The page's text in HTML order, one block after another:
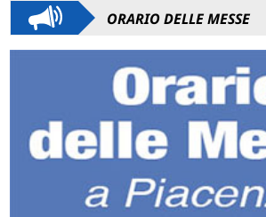
ORARIO DELLE MESSE